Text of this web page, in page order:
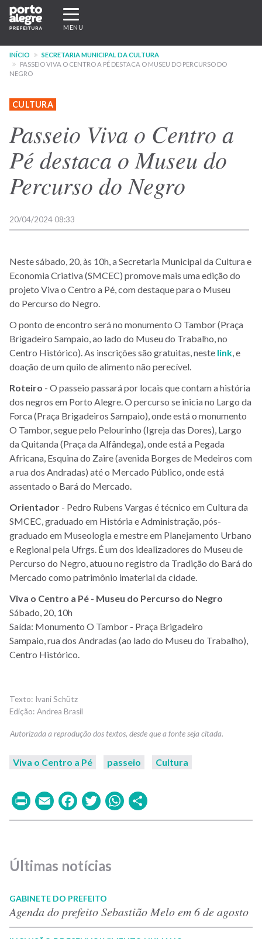
Pular
para
conteúdo
principal
Expandir/recolher
navegação
MENU
INÍCIO
SECRETARIA MUNICIPAL DA CULTURA
PASSEIO VIVA O CENTRO A PÉ DESTACA O MUSEU DO PERCURSO DO
NEGRO
CULTURA
Passeio Viva o Centro a
Pé destaca o Museu do
Percurso do Negro
20/04/2024 08:33
Neste sábado, 20, às 10h, aSecretaria Municipal da Cultura e
Economia Criativa (SMCEC) promove mais uma edição do
projeto Viva o Centro a Pé, com destaque para o Museu
do Percurso do Negro.
O ponto de encontro será no monumento O Tambor (Praça
Brigadeiro Sampaio, ao lado do Museu do Trabalho, no
Centro Histórico). As inscrições são gratuitas, neste link , e
doação de um quilo de alimento não perecível.
Roteiro - O passeio passará por locais que contam a história
dos negros em Porto Alegre. O percurso se inicia no Largo da
Forca (Praça Brigadeiros Sampaio), onde está o monumento
O Tambor, segue pelo Pelourinho (Igreja das Dores), Largo
da Quitanda (Praça da Alfândega), onde está a Pegada
Africana, Esquina do Zaire (avenida Borges de Medeiros com
a rua dos Andradas) até o Mercado Público, onde está
assentado o Bará do Mercado.
Orientador - Pedro Rubens Vargas é técnico em Cultura da
SMCEC, graduado em História e Administração, pós-
graduado em Museologia e mestre em Planejamento Urbano
e Regional pela Ufrgs . É um dos idealizadores do Museu de
Percurso do Negro, atuou no registro da Tradição do Bará do
Mercado como patrimônio imaterial da cidade.
Viva o Centro a Pé - Museu do Percurso do Negro
Sábado, 20, 10h
Saída: Monumento O Tambor - Praça Brigadeiro
Sampaio, rua dos Andradas (ao lado do Museu do Trabalho),
Centro Histórico.
Ivani Schütz
Andrea Brasil
Viva o Centro a Pé passeio Cultura
PrintEmailFacebook
TwitterWhatsApp
Últimas notícias
GABINETE DO PREFEITO
Agenda do prefeito Sebastião Melo em 6 de agosto